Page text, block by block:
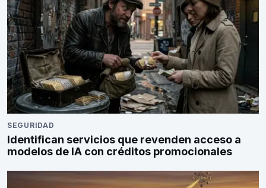
SEGURIDAD
Identifican servicios que revenden acceso a
modelos de IA con créditos promocionales